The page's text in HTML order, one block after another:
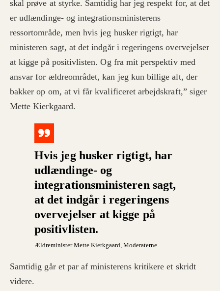
skal prøve at styrke. Samtidig har jeg respekt for, at det
er udlændinge- og integrationsministerens
ressortområde, men hvis jeg husker rigtigt, har
ministeren sagt, at det indgår i regeringens overvejelser
at kigge på positivlisten. Og fra mit perspektiv med
ansvar for ældreområdet, kan jeg kun billige alt, der
bakker op om, at vi får kvalificeret arbejdskraft,” siger
Mette Kierkgaard.
Hvis jeg husker rigtigt, har
udlændinge- og
integrationsministeren sagt,
at det indgår i regeringens
overvejelser at kigge på
positivlisten.
Ældreminister Mette Kierkgaard, Moderaterne
Samtidig går et par af ministerens kritikere et skridt
videre.